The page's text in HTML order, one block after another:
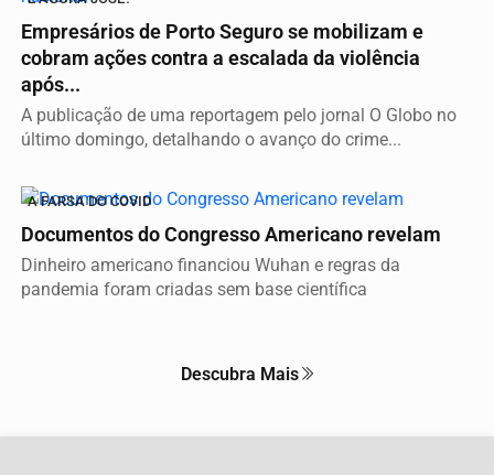
Empresários de Porto Seguro se mobilizam e
cobram ações contra a escalada da violência
após...
A publicação de uma reportagem pelo jornal O Globo no
último domingo, detalhando o avanço do crime...
A FARSA DO COVID
Documentos do Congresso Americano revelam
Dinheiro americano financiou Wuhan e regras da
pandemia foram criadas sem base científica
Descubra Mais